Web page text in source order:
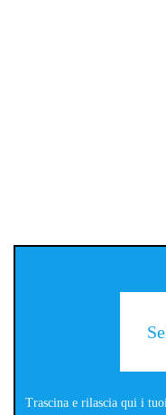
Trascina e rilascia qui i